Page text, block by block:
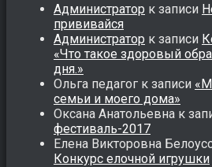
Администратор к записи
прививайся
Администратор к записи
«Что такое здоровый
дня.»
Ольга педагог к записи
семьи и моего дома»
Оксана Анатольевна к
фестиваль-2017
Елена Викторовна
Конкурс елочной игрушки